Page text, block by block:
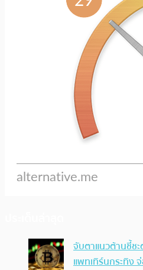
จับตาแนวต้านชี้ช
แพทเทิร์นกระทิง